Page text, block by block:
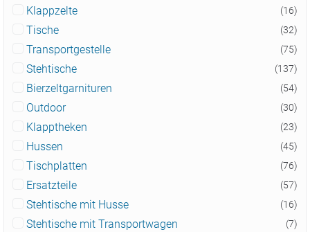
Klappzelte (16)
Tische (32)
Transportgestelle (75)
Stehtische (137)
Bierzeltgarnituren (54)
Outdoor (30)
Klapptheken (23)
Hussen (45)
Tischplatten (76)
Ersatzteile (57)
Stehtische mit Husse (16)
Stehtische mit Transportwagen (7)